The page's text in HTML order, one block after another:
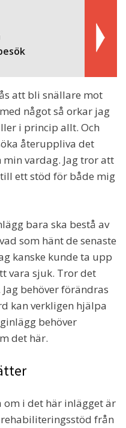
att bli snällare mot
något så orkar jag
i princip allt. Och
återuppliva det
vardag. Jag tror att
ett stöd för både mig
bara ska bestå av
som hänt de senaste
kanske kunde ta upp
vara sjuk. Tror det
behöver förändras
kan verkligen hjälpa
behöver
det här.
om i det här inlägget är
från